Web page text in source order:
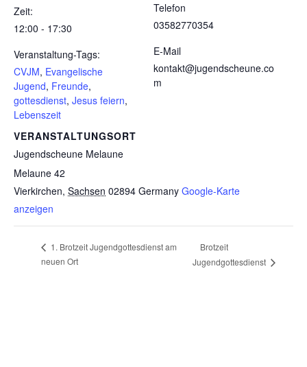
Zeit:
12:00 - 17:30
Veranstaltung-Tags:
CVJM, Evangelische
Jugend, Freunde,
gottesdienst, Jesus feiern,
Lebenszeit
VERANSTALTUNGSORT
Jugendscheune Melaune
Melaune 42
Vierkirchen, Sachsen 02894 Germany Google-Karte
anzeigen
Telefon
03582770354
E-Mail
kontakt@jugendscheune.co
m
1. Brotzeit Jugendgottesdienst am
neuen Ort
Brotzeit
Jugendgottesdienst